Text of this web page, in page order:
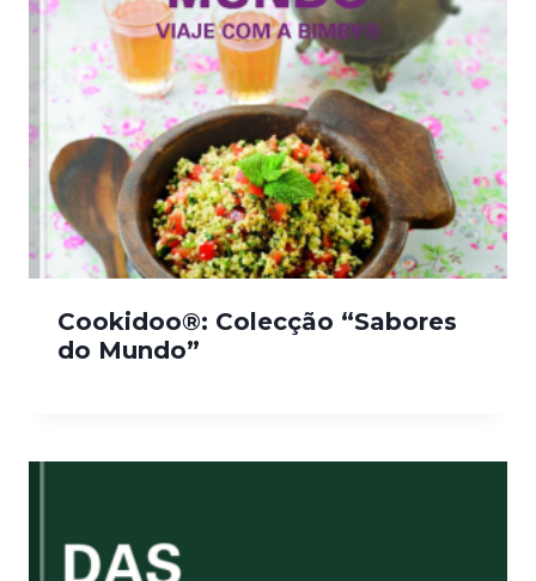
Cookidoo®: Colecção “Sabores
do Mundo”